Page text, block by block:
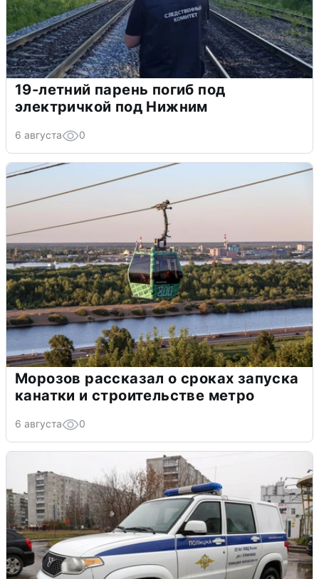
19-летний парень погиб под
электричкой под Нижним
6 августа 0
Морозов рассказал о сроках запуска
канатки и строительстве метро
6 августа 0